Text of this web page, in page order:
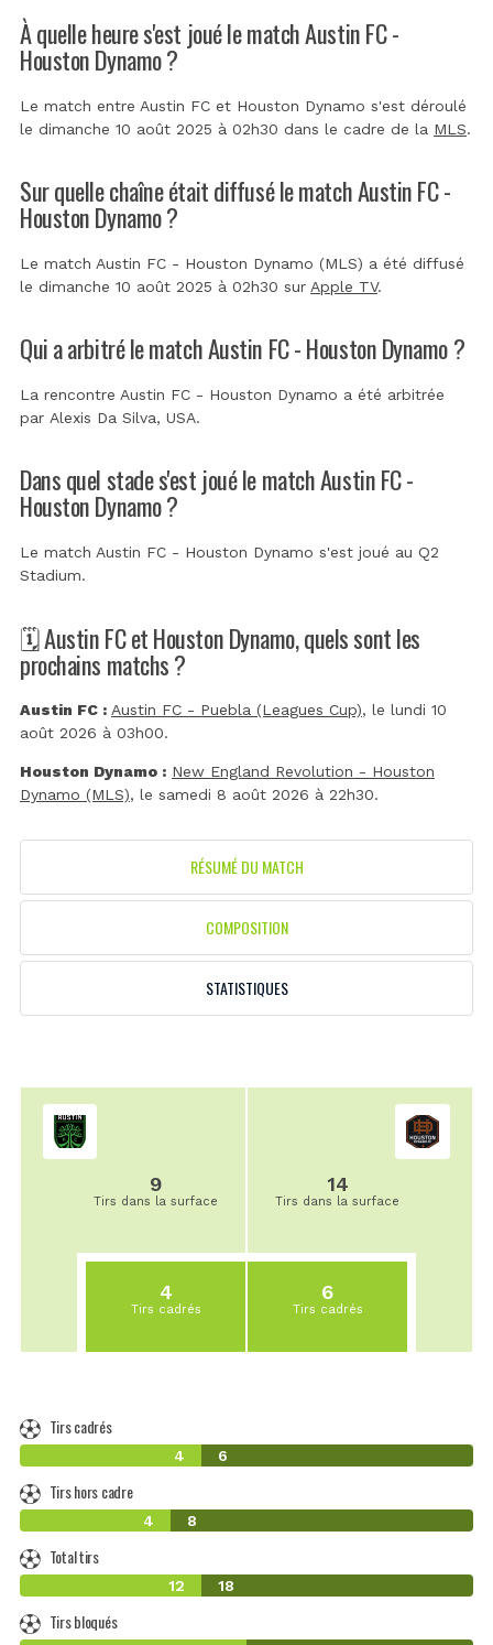
À quelle heure s'est joué le match Austin FC -
Houston Dynamo ?
Le match entre Austin FC et Houston Dynamo s'est déroulé
le dimanche 10 août 2025 à 02h30 dans le cadre de la MLS.
Sur quelle chaîne était diffusé le match Austin FC -
Houston Dynamo ?
Le match Austin FC - Houston Dynamo (MLS) a été diffusé
le dimanche 10 août 2025 à 02h30 sur Apple TV.
Qui a arbitré le match Austin FC - Houston Dynamo ?
La rencontre Austin FC - Houston Dynamo a été arbitrée
par Alexis Da Silva, USA.
Dans quel stade s'est joué le match Austin FC -
Houston Dynamo ?
Le match Austin FC - Houston Dynamo s'est joué au Q2
Stadium.
🗓️ Austin FC et Houston Dynamo, quels sont les
prochains matchs ?
Austin FC : Austin FC - Puebla (Leagues Cup), le lundi 10
août 2026 à 03h00.
Houston Dynamo : New England Revolution - Houston
Dynamo (MLS), le samedi 8 août 2026 à 22h30.
RÉSUMÉ DU MATCH
COMPOSITION
STATISTIQUES
9
Tirs dans la surface
4
Tirs cadrés
14
Tirs dans la surface
6
Tirs cadrés
Tirs cadrés
4 6
Tirs hors cadre
4 8
Total tirs
12 18
Tirs bloqués